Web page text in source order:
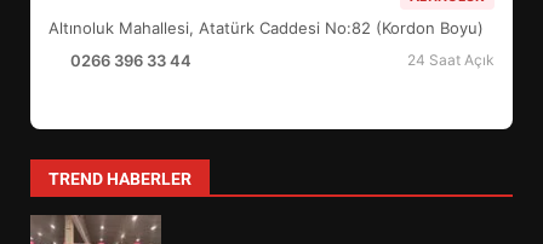
Altınoluk Mahallesi, Atatürk Caddesi No:82 (Kordon Boyu)
0266 396 33 44
24 Saat Açık
TREND HABERLER
6
7
SEFERBERLİĞİ: TÜM İLÇE